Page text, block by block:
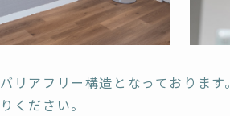
リアフリー構造となっております。
ください。